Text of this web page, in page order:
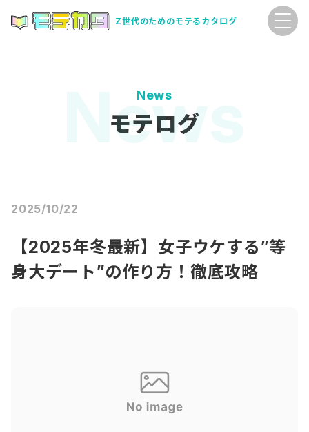
Z世代のためのモテるカタログ
News
モテログ
2025/10/22
【2025年冬最新】女子ウケする”等
身大デート”の作り方！徹底攻略